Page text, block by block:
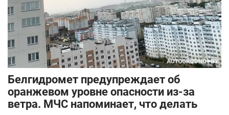
Белгидромет предупреждает об
оранжевом уровне опасности из-за
ветра. МЧС напоминает, что делать